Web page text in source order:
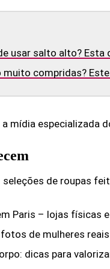
usar salto alto? Esta
muito compridas?
mídia especializada
de roupas
Paris – lojas físicas
de mulheres
dicas para